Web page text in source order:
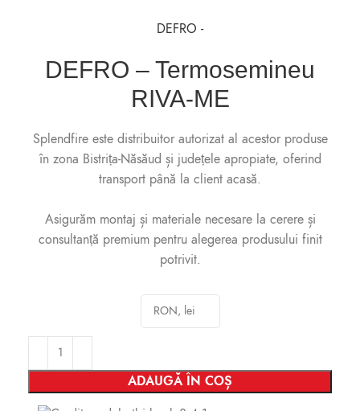
DEFRO -
DEFRO – Termosemineu
RIVA-ME
Splendfire este distribuitor autorizat al acestor produse
în zona Bistrița-Năsăud și județele apropiate, oferind
transport până la client acasă.
Asigurăm montaj și materiale necesare la cerere și
consultanță premium pentru alegerea produsului finit
potrivit.
ADAUGĂ ÎN COȘ